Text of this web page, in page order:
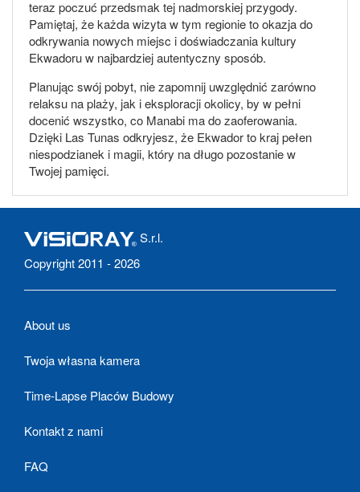
teraz poczuć przedsmak tej nadmorskiej przygody.
Pamiętaj, że każda wizyta w tym regionie to okazja do
odkrywania nowych miejsc i doświadczania kultury
Ekwadoru w najbardziej autentyczny sposób.
Planując swój pobyt, nie zapomnij uwzględnić zarówno
relaksu na plaży, jak i eksploracji okolicy, by w pełni
docenić wszystko, co Manabi ma do zaoferowania.
Dzięki Las Tunas odkryjesz, że Ekwador to kraj pełen
niespodzianek i magii, który na długo pozostanie w
Twojej pamięci.
S.r.l.
Copyright 2011 - 2026
About us
Twoja własna kamera
Time-Lapse Placów Budowy
Kontakt z nami
FAQ